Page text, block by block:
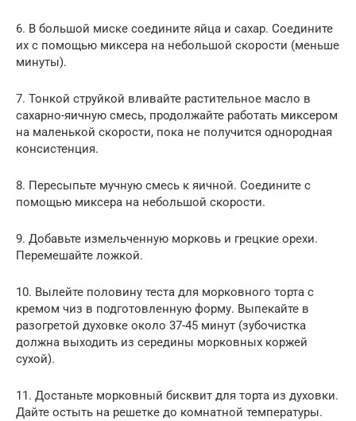
6. В большой миске соедините яйца и сахар. Соедините
их с помощью миксера на небольшой скорости (меньше
минуты).
7. Тонкой струйкой вливайте растительное масло в
сахарно-яичную смесь, продолжайте работать миксером
на маленькой скорости, пока не получится однородная
консистенция.
8. Пересыпьте мучную смесь к яичной. Соедините с
помощью миксера на небольшой скорости.
9. Добавьте измельченную морковь и грецкие орехи.
Перемешайте ложкой.
10. Вылейте половину теста для морковного торта с
кремом чиз в подготовленную форму. Выпекайте в
разогретой духовке около 37-45 минут (зубочистка
должна выходить из середины морковных коржей
сухой).
11. Достаньте морковный бисквит для торта из духовки.
Дайте остыть на решетке до комнатной температуры.